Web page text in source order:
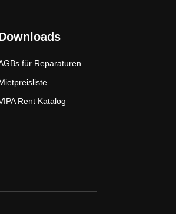
für Reparaturen
Rent Katalog